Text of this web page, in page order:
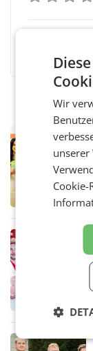
Wir
unserer